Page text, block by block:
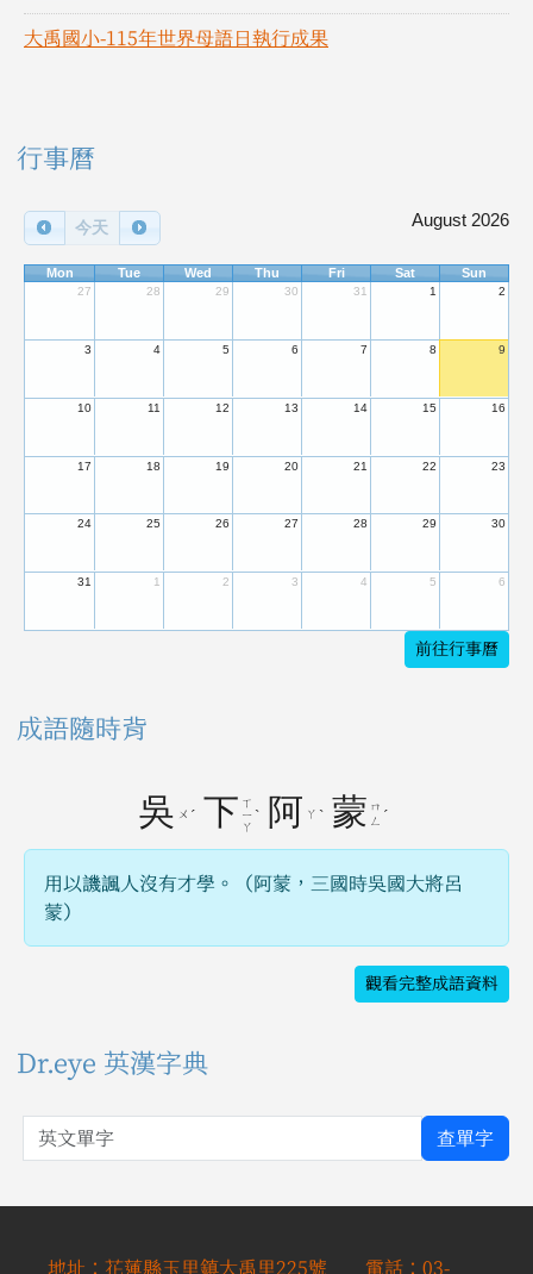
大禹國小-115年世界母語日執行成果
右邊區域內容
行事曆
今天 August 2026
Mon Tue Wed Thu Fri Sat Sun
27 28 29 30 31 1 2
3 4 5 6 7 8 9
10 11 12 13 14 15 16
17 18 19 20 21 22 23
24 25 26 27 28 29 30
31 1 2 3 4 5 6
前往行事曆
成語隨時背
吳 ㄨ ˊ 下 ㄒ
ㄧ
ㄚ
ˋ 阿 ㄚ ˋ 蒙 ㄇ
ㄥ
ˊ
用以譏諷人沒有才學。（阿蒙，三國時吳國大將呂
蒙）
觀看完整成語資料
Dr.eye 英漢字典
英文單字 查單字
地址：花蓮縣玉里鎮大禹里225號 電話：03-